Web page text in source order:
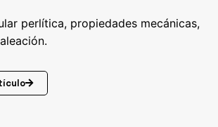
perlítica, propiedades mecánicas,